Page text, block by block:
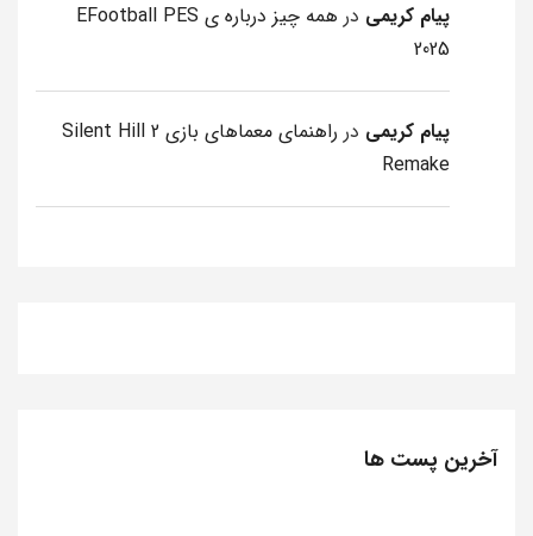
پیام کریمی در
همه چیز درباره ی EFootball PES
2025
پیام کریمی در
راهنمای معماهای بازی Silent Hill 2
Remake
آخرین پست ها